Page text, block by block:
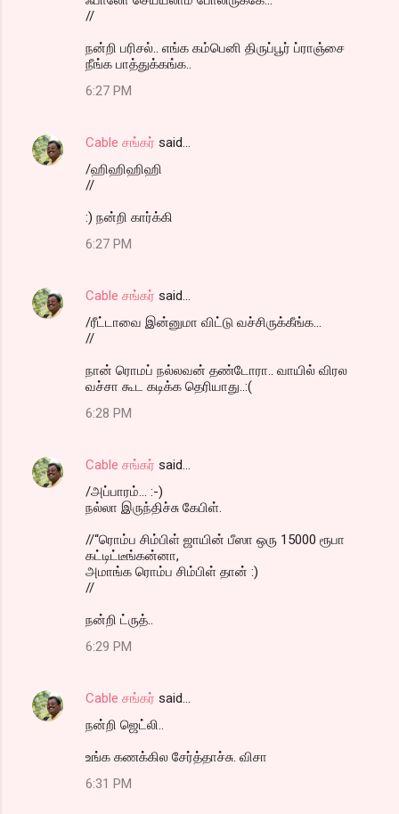
//
நன்றி பரிசல்.. எங்க கம்பெனி திருப்பூர் ப்ராஞ்சை
நீங்க பாத்துக்கங்க..
6:27 PM
Cable சங்கர் said…
/ஹிஹிஹிஹி
//
:) நன்றி கார்க்கி
6:27 PM
Cable சங்கர் said…
/ரீட்டாவை இன்னுமா விட்டு வச்சிருக்கீங்க...
//
நான் ரொமப் நல்லவன் தண்டோரா.. வாயில் விரல
வச்சா கூட கடிக்க தெரியாது..:(
6:28 PM
Cable சங்கர் said…
/அப்பாரம்... :-)
நல்லா இருந்திச்சு கேபிள்.
//“ரொம்ப சிம்பிள் ஜாயின் பீஸா ஒரு 15000 ரூபா
கட்டிட்டீங்கன்னா,
அமாங்க ரொம்ப சிம்பிள் தான் :)
//
நன்றி ட்ருத்..
6:29 PM
Cable சங்கர் said…
நன்றி ஜெட்லி..
உங்க கணக்கில சேர்த்தாச்சு. விசா
6:31 PM